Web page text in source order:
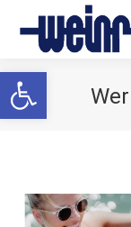
Werkzeugleiste öffnen